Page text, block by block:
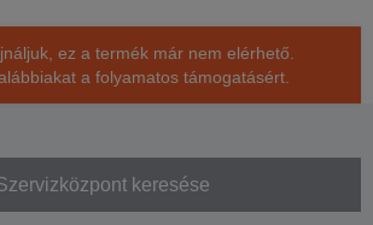
ez a termék már nem elérhető.
a folyamatos támogatásért.
keresése